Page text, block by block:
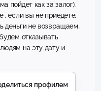
пойдет как за залог).
, если вы не приедете,
деньги не возвращаем,
отказывать
на эту дату и
профилем